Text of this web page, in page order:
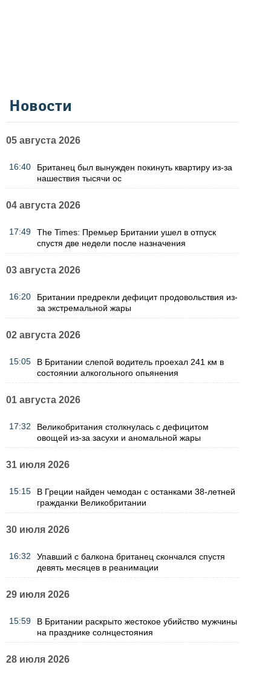
Новости
05 августа 2026
16:40
Британец был вынужден покинуть квартиру из-за
нашествия тысячи ос
04 августа 2026
17:49
The Times: Премьер Британии ушел в отпуск
спустя две недели после назначения
03 августа 2026
16:20
Британии предрекли дефицит продовольствия из-
за экстремальной жары
02 августа 2026
15:05
В Британии слепой водитель проехал 241 км в
состоянии алкогольного опьянения
01 августа 2026
17:32
Великобритания столкнулась с дефицитом
овощей из-за засухи и аномальной жары
31 июля 2026
15:15
В Греции найден чемодан с останками 38-летней
гражданки Великобритании
30 июля 2026
16:32
Упавший с балкона британец скончался спустя
девять месяцев в реанимации
29 июля 2026
15:59
В Британии раскрыто жестокое убийство мужчины
на празднике солнцестояния
28 июля 2026